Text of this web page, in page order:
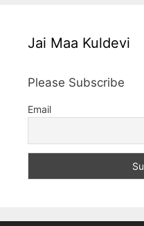
Jai Maa Kuldevi
Please Subscribe
Email